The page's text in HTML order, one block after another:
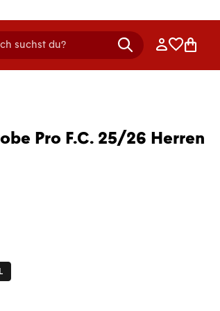
suchst du? Anmelden
Pro F.C. 25/26 Herren